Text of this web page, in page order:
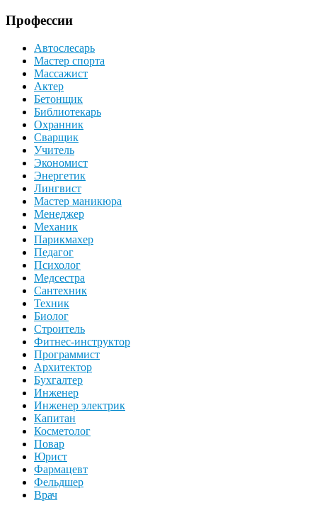
Профессии
Автослесарь
Мастер спорта
Массажист
Актер
Бетонщик
Библиотекарь
Охранник
Сварщик
Учитель
Экономист
Энергетик
Лингвист
Мастер маникюра
Менеджер
Механик
Парикмахер
Педагог
Психолог
Медсестра
Сантехник
Техник
Биолог
Строитель
Фитнес-инструктор
Программист
Архитектор
Бухгалтер
Инженер
Инженер электрик
Капитан
Косметолог
Повар
Юрист
Фармацевт
Фельдшер
Врач